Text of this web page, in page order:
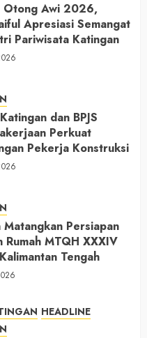
Otong Awi 2026,
Apresiasi Semangat
Pariwisata Katingan
dan BPJS
Perkuat
Pekerja Konstruksi
Matangkan Persiapan
Rumah MTQH XXXIV
Tengah
HEADLINE